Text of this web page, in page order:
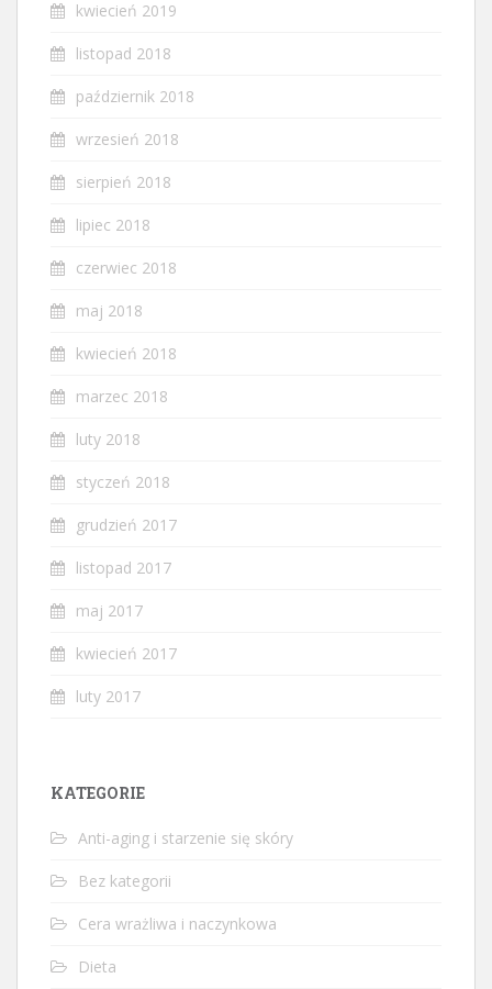
kwiecień 2019
listopad 2018
październik 2018
wrzesień 2018
sierpień 2018
lipiec 2018
czerwiec 2018
maj 2018
kwiecień 2018
marzec 2018
luty 2018
styczeń 2018
grudzień 2017
listopad 2017
maj 2017
kwiecień 2017
luty 2017
KATEGORIE
Anti-aging i starzenie się skóry
Bez kategorii
Cera wrażliwa i naczynkowa
Dieta